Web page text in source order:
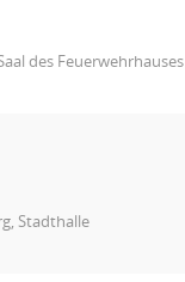
des Feuerwehrhauses
Stadthalle